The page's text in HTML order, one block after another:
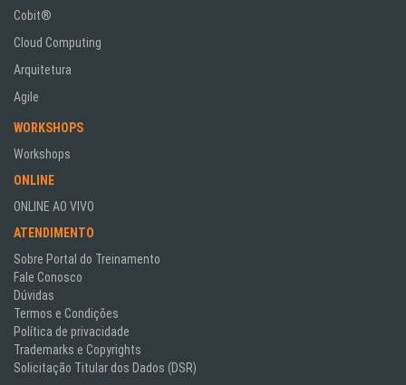
Cobit®
Cloud Computing
Arquitetura
Agile
WORKSHOPS
Workshops
ONLINE
ONLINE AO VIVO
ATENDIMENTO
Sobre Portal do Treinamento
Fale Conosco
Dúvidas
Termos e Condições
Política de privacidade
Trademarks e Copyrights
Solicitação Titular dos Dados (DSR)